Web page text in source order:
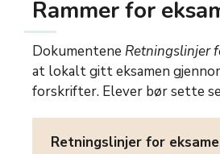
Rammer for
Dokumentene Retningslinjer
at lokalt gitt eksamen
forskrifter. Elever bør sette
Retningslinjer for